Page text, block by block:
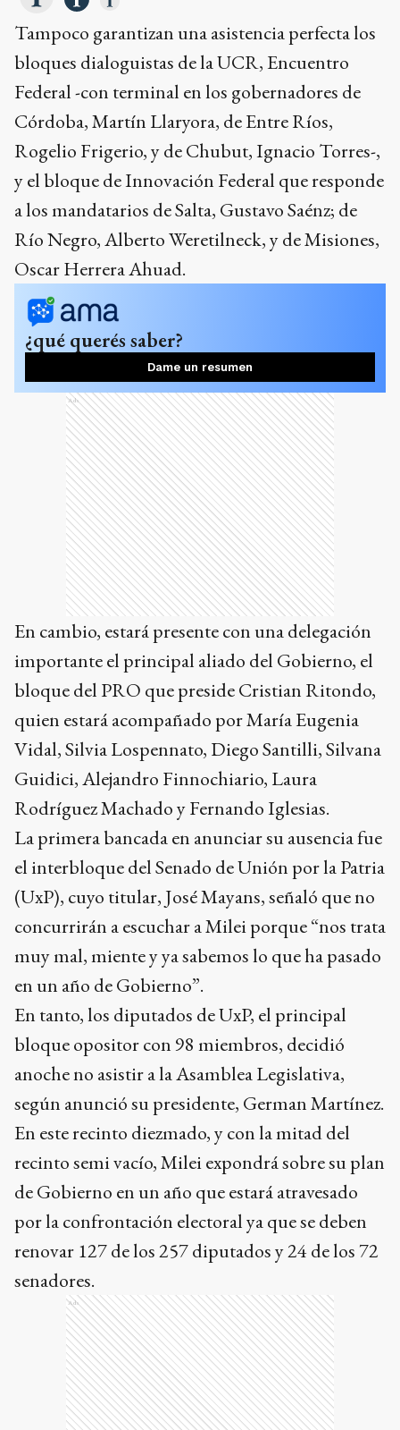
Tampoco garantizan una asistencia perfecta los
bloques dialoguistas de la UCR, Encuentro
Federal -con terminal en los gobernadores de
Córdoba, Martín Llaryora, de Entre Ríos,
Rogelio Frigerio, y de Chubut, Ignacio Torres-,
y el bloque de Innovación Federal que responde
a los mandatarios de Salta, Gustavo Saénz; de
Río Negro, Alberto Weretilneck, y de Misiones,
Oscar Herrera Ahuad.
¿qué querés saber?
Dame un resumen
Ads
En cambio, estará presente con una delegación
importante el principal aliado del Gobierno, el
bloque del PRO que preside Cristian Ritondo,
quien estará acompañado por María Eugenia
Vidal, Silvia Lospennato, Diego Santilli, Silvana
Guidici, Alejandro Finnochiario, Laura
Rodríguez Machado y Fernando Iglesias.
La primera bancada en anunciar su ausencia fue
el interbloque del Senado de Unión por la Patria
(UxP), cuyo titular, José Mayans, señaló que no
concurrirán a escuchar a Milei porque “nos trata
muy mal, miente y ya sabemos lo que ha pasado
en un año de Gobierno”.
En tanto, los diputados de UxP, el principal
bloque opositor con 98 miembros, decidió
anoche no asistir a la Asamblea Legislativa,
según anunció su presidente, German Martínez.
En este recinto diezmado, y con la mitad del
recinto semi vacío, Milei expondrá sobre su plan
de Gobierno en un año que estará atravesado
por la confrontación electoral ya que se deben
renovar 127 de los 257 diputados y 24 de los 72
senadores.
Ads